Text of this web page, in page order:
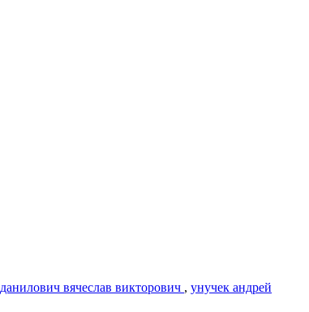
данилович вячеслав викторович , унучек андрей